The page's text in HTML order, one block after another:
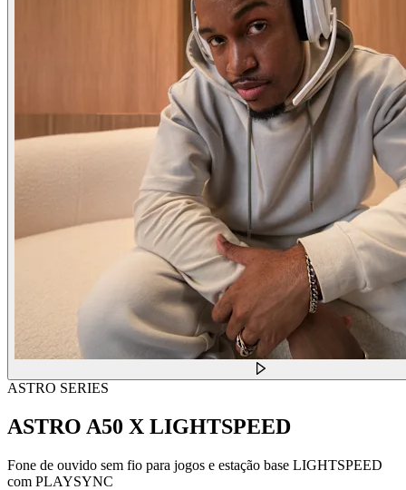
ASTRO SERIES
ASTRO A50 X LIGHTSPEED
Fone de ouvido sem fio para jogos e estação base LIGHTSPEED
com PLAYSYNC